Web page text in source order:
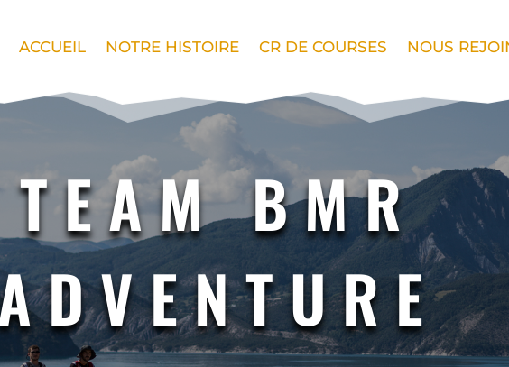
ACCUEIL NOTRE HISTOIRE CR DE COURSES NOUS
TEAM BMR